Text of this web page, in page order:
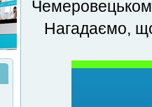
Нагадаємо, що